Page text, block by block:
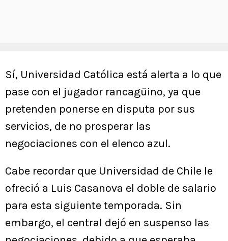
Sí, Universidad Católica está alerta a lo que
pase con el jugador rancagüino, ya que
pretenden ponerse en disputa por sus
servicios, de no prosperar las
negociaciones con el elenco azul.
Cabe recordar que Universidad de Chile le
ofreció a Luis Casanova el doble de salario
para esta siguiente temporada. Sin
embargo, el central dejó en suspenso las